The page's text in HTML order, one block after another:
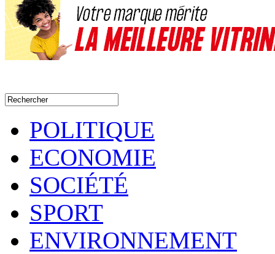
POLITIQUE
ECONOMIE
SOCIÉTÉ
SPORT
ENVIRONNEMENT